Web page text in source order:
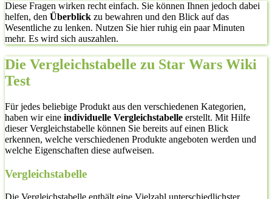
Diese Fragen wirken recht einfach. Sie können Ihnen jedoch dabei
helfen, den Überblick zu bewahren und den Blick auf das
Wesentliche zu lenken. Nutzen Sie hier ruhig ein paar Minuten
mehr. Es wird sich auszahlen.
Die Vergleichstabelle zu Star Wars Wiki
Test
Für jedes beliebige Produkt aus den verschiedenen Kategorien,
haben wir eine individuelle Vergleichstabelle erstellt. Mit Hilfe
dieser Vergleichstabelle können Sie bereits auf einen Blick
erkennen, welche verschiedenen Produkte angeboten werden und
welche Eigenschaften diese aufweisen.
Vergleichstabelle